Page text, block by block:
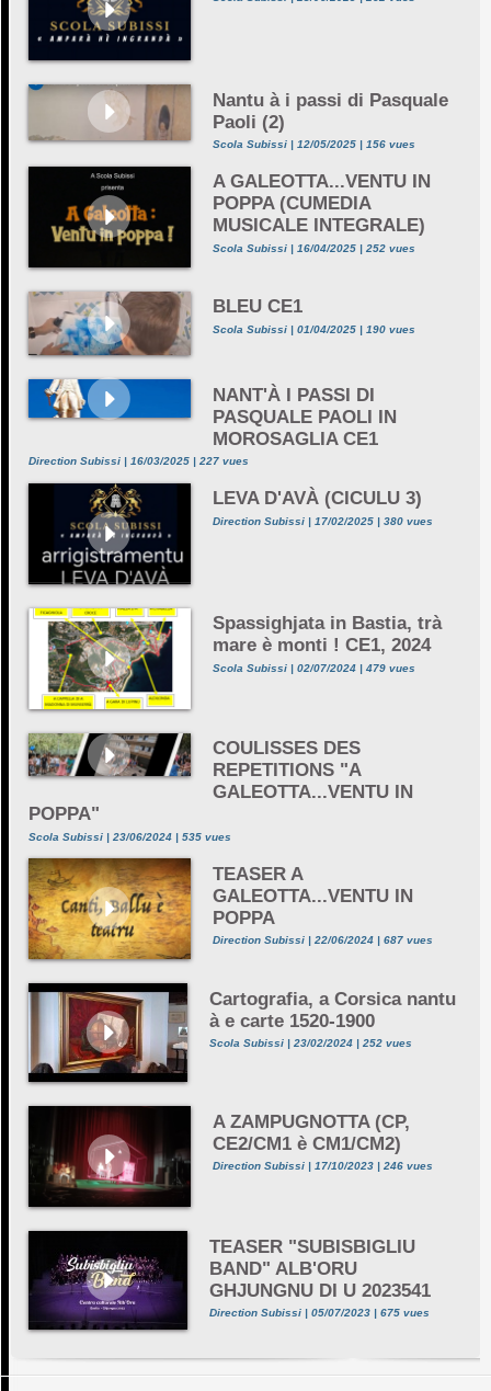
Nantu à i passi di Pasquale
Paoli (2)
Scola Subissi | 12/05/2025 | 156 vues
A GALEOTTA...VENTU IN
POPPA (CUMEDIA
MUSICALE INTEGRALE)
Scola Subissi | 16/04/2025 | 252 vues
BLEU CE1
Scola Subissi | 01/04/2025 | 190 vues
NANT'À I PASSI DI
PASQUALE PAOLI IN
MOROSAGLIA CE1
Direction Subissi | 16/03/2025 | 227 vues
LEVA D'AVÀ (CICULU 3)
Direction Subissi | 17/02/2025 | 380 vues
Spassighjata in Bastia, trà
mare è monti ! CE1, 2024
Scola Subissi | 02/07/2024 | 479 vues
COULISSES DES
REPETITIONS "A
GALEOTTA...VENTU IN
POPPA"
Scola Subissi | 23/06/2024 | 535 vues
TEASER A
GALEOTTA...VENTU IN
POPPA
Direction Subissi | 22/06/2024 | 687 vues
Cartografia, a Corsica nantu
à e carte 1520-1900
Scola Subissi | 23/02/2024 | 252 vues
A ZAMPUGNOTTA (CP,
CE2/CM1 è CM1/CM2)
Direction Subissi | 17/10/2023 | 246 vues
TEASER "SUBISBIGLIU
BAND" ALB'ORU
GHJUNGNU DI U 2023541
Direction Subissi | 05/07/2023 | 675 vues